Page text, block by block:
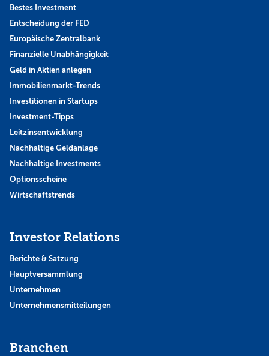
Bestes Investment
Entscheidung der FED
Europäische Zentralbank
Finanzielle Unabhängigkeit
Geld in Aktien anlegen
Immobilienmarkt-Trends
Investitionen in Startups
Investment-Tipps
Leitzinsentwicklung
Nachhaltige Geldanlage
Nachhaltige Investments
Optionsscheine
Wirtschaftstrends
Investor Relations
Berichte & Satzung
Hauptversammlung
Unternehmen
Unternehmensmitteilungen
Branchen